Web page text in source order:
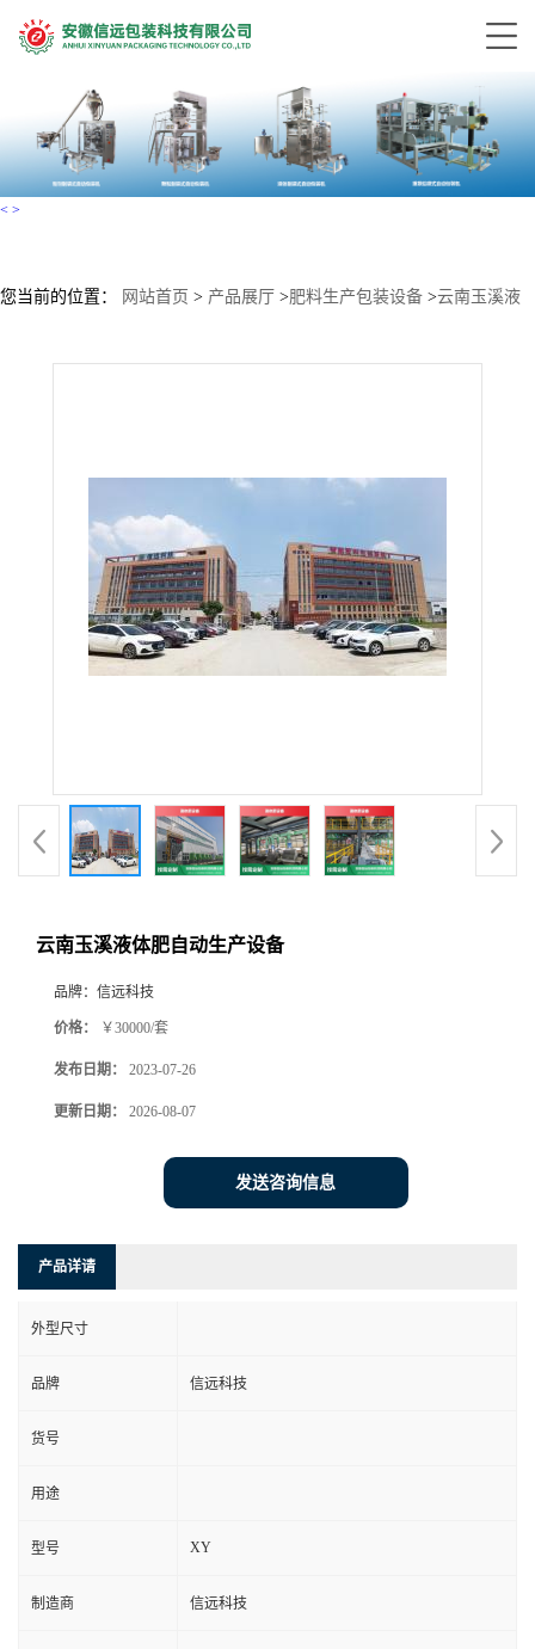
< >
您当前的位置： 网站首页 > 产品展厅 >肥料生产包装设备 >云南玉溪液
云南玉溪液体肥自动生产设备
品牌： 信远科技
价格： ￥30000/套
发布日期： 2023-07-26
更新日期： 2026-08-07
发送咨询信息
产品详请
外型尺寸
品牌 信远科技
货号
用途
型号 XY
制造商 信远科技